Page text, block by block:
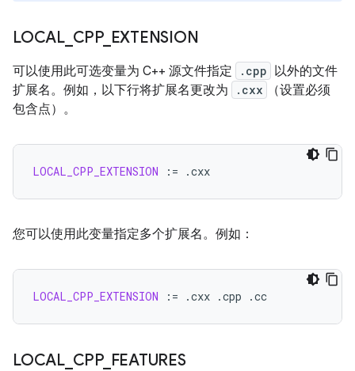
LOCAL_ CPP_ EXTENSION
可以使用此可选变量为 C++ 源文件指定 .cpp 以外的文件
扩展名。例如，以下行将扩展名更改为
.cxx
（设置必须
包含点）。
LOCAL_CPP_EXTENSION :=
您可以使用此变量指定多个扩展名。例如：
LOCAL_CPP_EXTENSION := .cxx .cpp
LOCAL_ CPP_ FEATURES